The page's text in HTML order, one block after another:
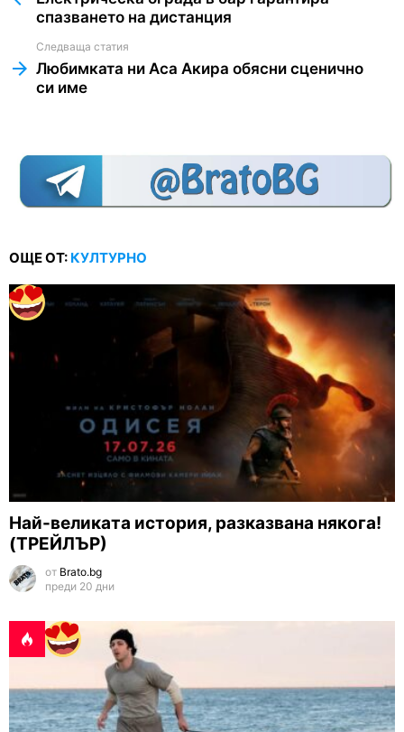
спазването на дистанция
Следваща статия
Любимката ни Аса Акира обясни сценично
си име
ОЩЕ ОТ: КУЛТУРНО
Най-великата история, разказвана някога!
(ТРЕЙЛЪР)
от Brato.bg
преди 20 дни